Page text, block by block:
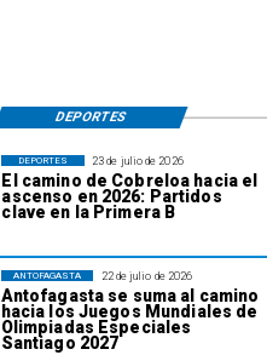
23 de julio de 2026
El camino de Cobreloa hacia el
ascenso en 2026: Partidos
clave en la Primera B
DEPORTES
22 de julio de 2026
Antofagasta se suma al camino
hacia los Juegos Mundiales de
Olimpiadas Especiales
Santiago 2027
ANTOFAGASTA
DEPORTES